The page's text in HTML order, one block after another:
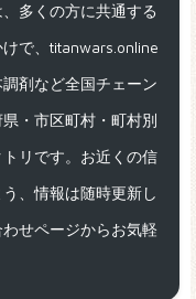
多くの方に共通する
で、titanwars.online
剤など全国チェーン
・市区町村・町村別
リです。お近くの信
、情報は随時更新し
せページからお気軽